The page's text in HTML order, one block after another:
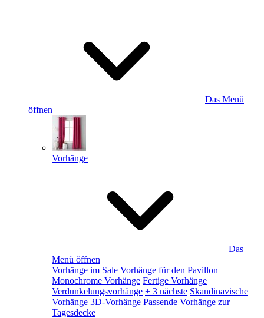
Das Menü
öffnen
Vorhänge
Das
Menü öffnen
Vorhänge im Sale Vorhänge für den Pavillon
Monochrome Vorhänge Fertige Vorhänge
Verdunkelungsvorhänge + 3 nächste Skandinavische
Vorhänge 3D-Vorhänge Passende Vorhänge zur
Tagesdecke